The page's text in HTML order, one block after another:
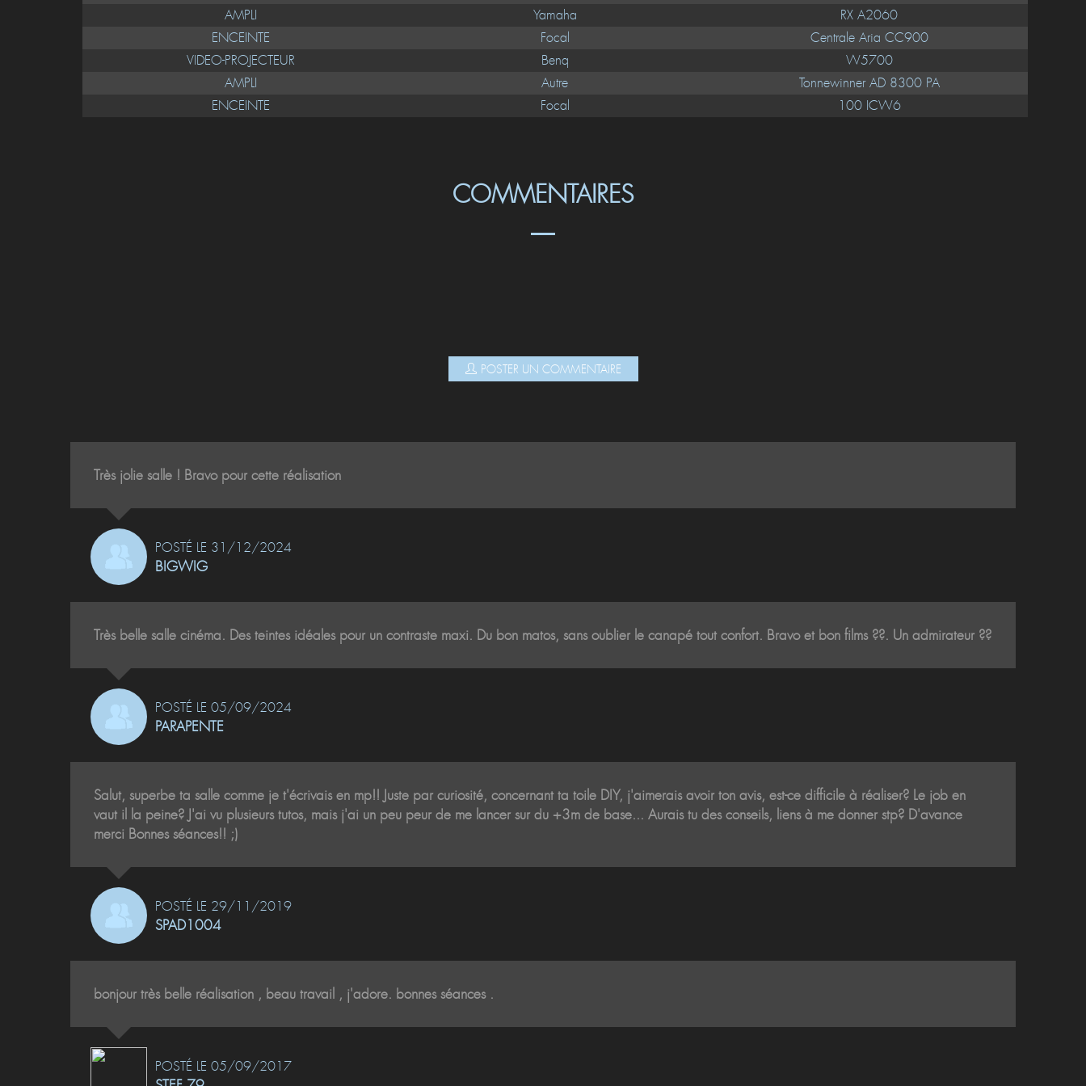
AMPLI
Yamaha
RX A2060
ENCEINTE
Focal
Centrale Aria CC900
VIDEO-PROJECTEUR
Benq
W5700
AMPLI
Autre
Tonnewinner AD 8300 PA
ENCEINTE
Focal 100 ICW6
COMMENTAIRES
POSTER UN COMMENTAIRE
Très jolie salle ! Bravo pour cette réalisation
POSTÉ LE 31/12/2024
BIGWIG
Très belle salle cinéma. Des teintes idéales pour un contraste maxi. Du bon matos, sans oublier le canapé tout confort. Bravo et bon films ??. Un admirateur ??
POSTÉ LE 05/09/2024
PARAPENTE
Salut, superbe ta salle comme je t'écrivais en mp!! Juste par curiosité, concernant ta toile DIY, j'aimerais avoir ton avis, est-ce difficile à réaliser? Le job en
vaut il la peine? J'ai vu plusieurs tutos, mais j'ai un peu peur de me lancer sur du +3m de base... Aurais tu des conseils, liens à me donner stp? D'avance
merci Bonnes séances!! ;)
POSTÉ LE 29/11/2019
SPAD1004
bonjour très belle réalisation , beau travail , j'adore. bonnes séances .
POSTÉ LE 05/09/2017